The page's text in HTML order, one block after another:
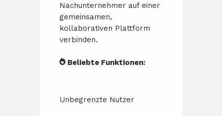
Nachunternehmer auf einer
gemeinsamen,
kollaborativen Plattform
verbinden.
Beliebte Funktionen:
Unbegrenzte Nutzer